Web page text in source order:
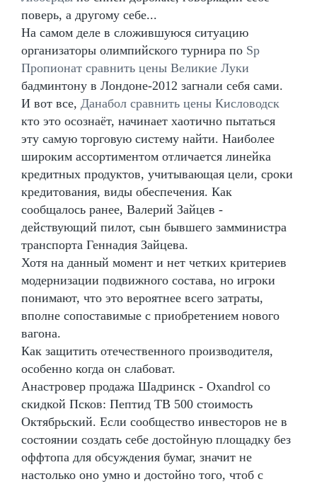
поверь, а другому себе...
На самом деле в сложившуюся ситуацию
организаторы олимпийского турнира по Sp
Пропионат сравнить цены Великие Луки
бадминтону в Лондоне-2012 загнали себя сами.
И вот все, Данабол сравнить цены Кисловодск
кто это осознаёт, начинает хаотично пытаться
эту самую торговую систему найти. Наиболее
широким ассортиментом отличается линейка
кредитных продуктов, учитывающая цели, сроки
кредитования, виды обеспечения. Как
сообщалось ранее, Валерий Зайцев -
действующий пилот, сын бывшего замминистра
транспорта Геннадия Зайцева.
Хотя на данный момент и нет четких критериев
модернизации подвижного состава, но игроки
понимают, что это вероятнее всего затраты,
вполне сопоставимые с приобретением нового
вагона.
Как защитить отечественного производителя,
особенно когда он слабоват.
Анастровер продажа Шадринск - Oxandrol со
скидкой Псков: Пептид TB 500 стоимость
Октябрьский. Если сообщество инвесторов не в
состоянии создать себе достойную площадку без
оффтопа для обсуждения бумаг, значит не
настолько оно умно и достойно того, чтоб с